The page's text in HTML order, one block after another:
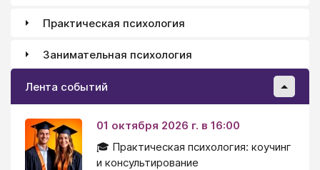
Практическая психология
Занимательная психология
Лента событий
01 октября 2026 г. в 16:00
🎓 Практическая психология: коучинг
и консультирование